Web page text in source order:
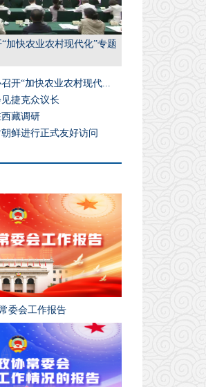
加快农业农村现代化”专题
开“加快农业农村现代...
捷克众议长
藏调研
鲜进行正式友好访问
委会工作报告